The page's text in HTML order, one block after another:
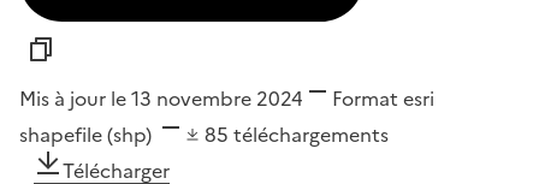
Mis à jour le 13 novembre 2024 Format esri
shapefile (shp)
85 téléchargements
Télécharger